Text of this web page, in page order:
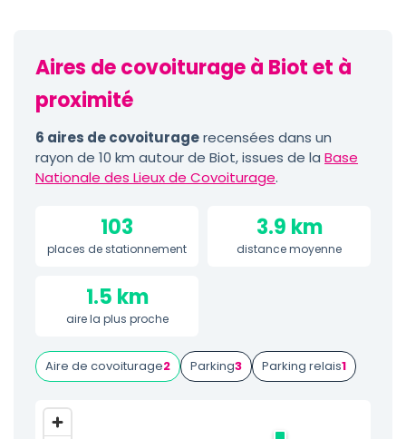
Aires de covoiturage à Biot et à
proximité
6 aires de covoituragerecensées dans un
rayon de 10 km autour de Biot, issues de la Base
Nationale des Lieux de Covoiturage.
103
places de stationnement
3.9 km
distance moyenne
1.5 km
aire la plus proche
Aire de covoiturage2 Parking3 Parking relais1